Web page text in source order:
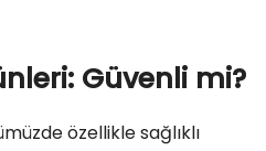
Güvenli mi?
özellikle sağlıklı